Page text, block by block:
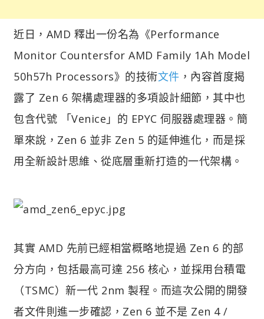
近日，AMD 釋出一份名為《Performance
Monitor Countersfor AMD Family 1Ah Model
50h57h Processors》的技術文件 ，內容首度揭
露了 Zen 6 架構處理器的多項設計細節，其中也
包含代號 「Venice」的 EPYC 伺服器處理器。簡
單來說，Zen 6 並非 Zen 5 的延伸進化，而是採
用全新設計思維、從底層重新打造的一代架構。
其實 AMD 先前已經相當概略地提過 Zen 6 的部
分方向，包括最高可達 256 核心，並採用台積電
（TSMC）新一代 2nm 製程。而這次公開的開發
者文件則進一步確認，Zen 6 並不是 Zen 4 /